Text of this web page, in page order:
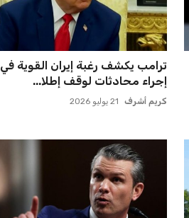
ترامب يكشف رغبة إيران القوية في
إجراء محادثات لوقف إطلا...
كريم أشرف 21 يوليو 2026